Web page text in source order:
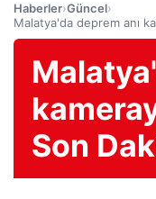
Haberler›Güncel›
Malatya'da deprem anı
Son